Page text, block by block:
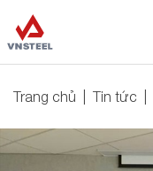
Trang chủ Tin tức